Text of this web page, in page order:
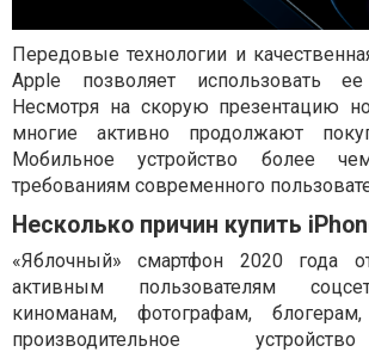
Передовые технологии и
Apple позволяет использовать
Несмотря на скорую презентацию
многие активно продолжают
Мобильное устройство более чем
требованиям современного
Несколько причин купить
«Яблочный» смартфон 2020 года
активным пользователям
киноманам, фотографам,
производительное